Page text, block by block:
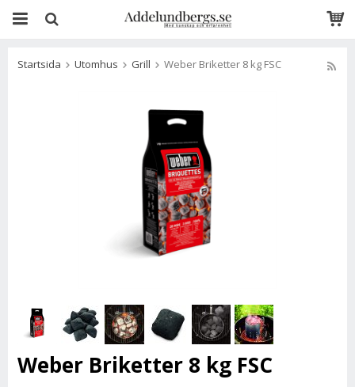
Startsida Utomhus Grill Weber Briketter 8 kg FSC
Weber Briketter 8 kg FSC